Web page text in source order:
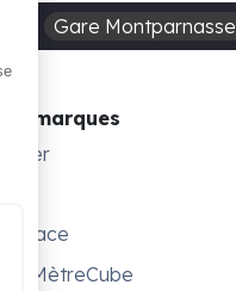
Gare Montparnasse
Nos marques
Subter
Surplace
PetitMètreCube